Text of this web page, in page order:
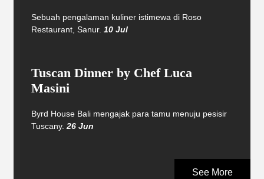
Sebuah pengalaman kuliner istimewa di Roso
Restaurant, Sanur. 10 Jul
Tuscan Dinner by Chef Luca
Masini
Byrd House Bali mengajak para tamu menuju pesisir
Tuscany.26 Jun
See More